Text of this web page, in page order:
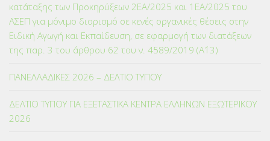
κατάταξης των Προκηρύξεων 2ΕΑ/2025 και 1ΕΑ/2025 του
ΑΣΕΠ για μόνιμο διορισμό σε κενές οργανικές θέσεις στην
Ειδική Αγωγή και Εκπαίδευση, σε εφαρμογή των διατάξεων
της παρ. 3 του άρθρου 62 του ν. 4589/2019 (Α΄13)
ΠΑΝΕΛΛΑΔΙΚΕΣ 2026 – ΔΕΛΤΙΟ ΤΥΠΟΥ
ΔΕΛΤΙΟ ΤΥΠΟΥ ΓΙΑ ΕΞΕΤΑΣΤΙΚΑ ΚΕΝΤΡΑ ΕΛΛΗΝΩΝ ΕΞΩΤΕΡΙΚΟΥ
2026